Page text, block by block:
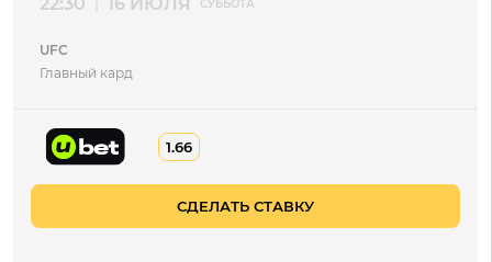
СУББОТА
UFC
Главный кард
1.66
СДЕЛАТЬ СТАВКУ